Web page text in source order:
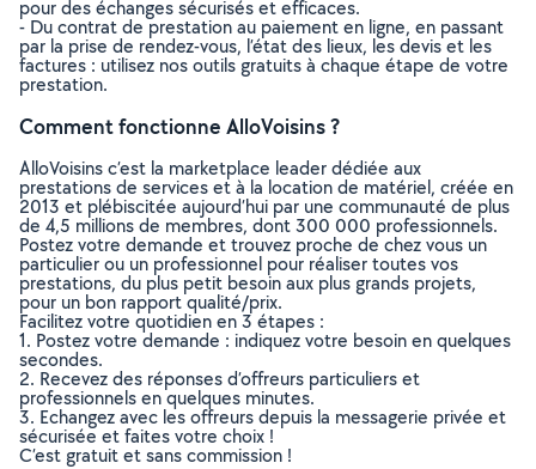
pour des échanges sécurisés et efficaces.
- Du contrat de prestation au paiement en ligne, en passant
par la prise de rendez-vous, l’état des lieux, les devis et les
factures : utilisez nos outils gratuits à chaque étape de votre
prestation.
Comment fonctionne AlloVoisins ?
AlloVoisins c’est la marketplace leader dédiée aux
prestations de services et à la location de matériel, créée en
2013 et plébiscitée aujourd’hui par une communauté de plus
de 4,5 millions de membres, dont 300 000 professionnels.
Postez votre demande et trouvez proche de chez vous un
particulier ou un professionnel pour réaliser toutes vos
prestations, du plus petit besoin aux plus grands projets,
pour un bon rapport qualité/prix.
Facilitez votre quotidien en 3 étapes :
1. Postez votre demande : indiquez votre besoin en quelques
secondes.
2. Recevez des réponses d’offreurs particuliers et
professionnels en quelques minutes.
3. Echangez avec les offreurs depuis la messagerie privée et
sécurisée et faites votre choix !
C’est gratuit et sans commission !